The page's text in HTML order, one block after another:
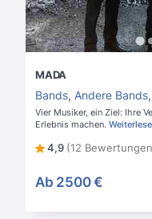
MADA
Bands, Andere Bands,
Vier Musiker, ein Ziel: Ihre
Erlebnis machen.
4,9 (12
Ab 2500 €